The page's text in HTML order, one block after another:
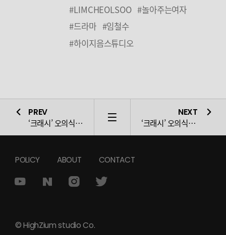
#LIMCHEOLSOO #놀아주는여자
#드라마 #임철수
#하이지음스튜디오
PREV
‘크래시’ 오의식, ‘몰입감X궁금증’ 더하는 쫄깃한 연기 남은 활약
LIST
NEXT
‘크래시’ 오의식, ‘연극→드라마’ 쉴 틈 없는
POLICY ABOUT CONTACT
© HighZium studio Co.